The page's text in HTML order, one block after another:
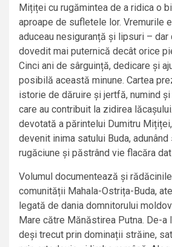
Mițiței cu rugămintea de a ridica o
aproape de sufletele lor. Vremurile
aduceau nesiguranță și lipsuri – dar
dovedit mai puternică decât orice
Cinci ani de sârguință, dedicare și
posibilă această minune. Cartea
istorie de dăruire și jertfă, numind
care au contribuit la zidirea
devotată a părintelui Dumitru
devenit inima satului Buda,
rugăciune și păstrând vie flacăra
Volumul documentează și
comunității Mahala-Ostrița-Buda,
legată de dania domnitorului
Mare către Mănăstirea Putna. De-a
deși trecut prin dominații străine,